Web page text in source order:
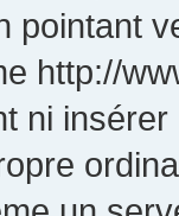
pointant
http://
ni